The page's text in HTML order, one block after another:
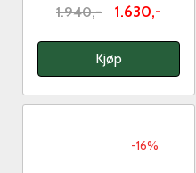
1.940,- 1.630,-
Kjøp
-16%